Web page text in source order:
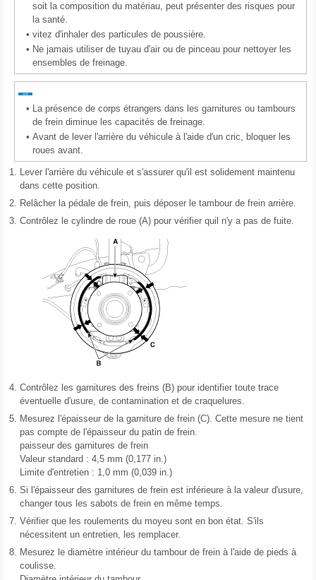
soit la composition du matériau, peut présenter des risques pour
la santé.
• vitez d'inhaler des particules de poussière.
• Ne jamais utiliser de tuyau d'air ou de pinceau pour nettoyer les
ensembles de freinage.
• La présence de corps étrangers dans les garnitures ou tambours
de frein diminue les capacités de freinage.
• Avant de lever l'arrière du véhicule à l'aide d'un cric, bloquer les
roues avant.
1. Lever l'arrière du véhicule et s'assurer qu'il est solidement maintenu
dans cette position.
2. Relâcher la pédale de frein, puis déposer le tambour de frein arrière.
3. Contrôlez le cylindre de roue (A) pour vérifier quil n'y a pas de fuite.
4. Contrôlez les garnitures des freins (B) pour identifier toute trace
éventuelle d'usure, de contamination et de craquelures.
5. Mesurez l'épaisseur de la garniture de frein (C). Cette mesure ne tient
pas compte de l'épaisseur du patin de frein.
paisseur des garnitures de frein
Valeur standard : 4,5 mm (0,177 in.)
Limite d'entretien : 1,0 mm (0,039 in.)
6. Si l'épaisseur des garnitures de frein est inférieure à la valeur d'usure,
changer tous les sabots de frein en même temps.
7. Vérifier que les roulements du moyeu sont en bon état. S'ils
nécessitent un entretien, les remplacer.
8. Mesurez le diamètre intérieur du tambour de frein à l'aide de pieds à
coulisse.